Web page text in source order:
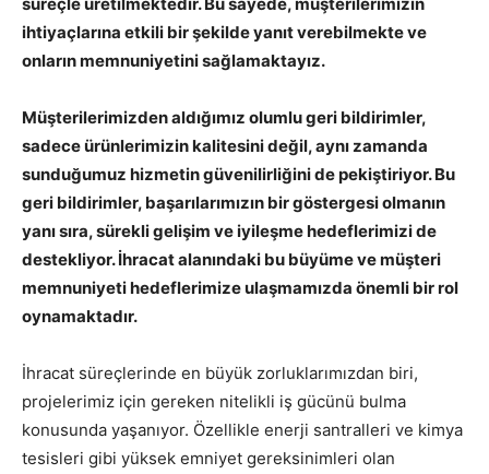
ihtiyaçlarına etkili bir şekilde yanıt verebilmekte ve
onların memnuniyetini sağlamaktayız.
Müşterilerimizden aldığımız olumlu geri bildirimler,
sadece ürünlerimizin kalitesini değil, aynı zamanda
sunduğumuz hizmetin güvenilirliğini de pekiştiriyor. Bu
geri bildirimler, başarılarımızın bir göstergesi olmanın
yanı sıra, sürekli gelişim ve iyileşme hedeflerimizi de
destekliyor. İhracat alanındaki bu büyüme ve müşteri
memnuniyeti hedeflerimize ulaşmamızda önemli bir rol
oynamaktadır.
İhracat süreçlerinde en büyük zorluklarımızdan biri,
projelerimiz için gereken nitelikli iş gücünü bulma
konusunda yaşanıyor. Özellikle enerji santralleri ve kimya
tesisleri gibi yüksek emniyet gereksinimleri olan